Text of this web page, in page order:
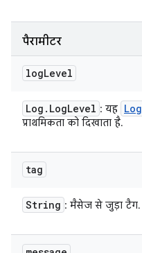
पैरामीटर
logLevel
Log . LogLevel : यह Log
प्राथमिकता को दिखाता है.
tag
String : मैसेज से जुड़ा टैग.